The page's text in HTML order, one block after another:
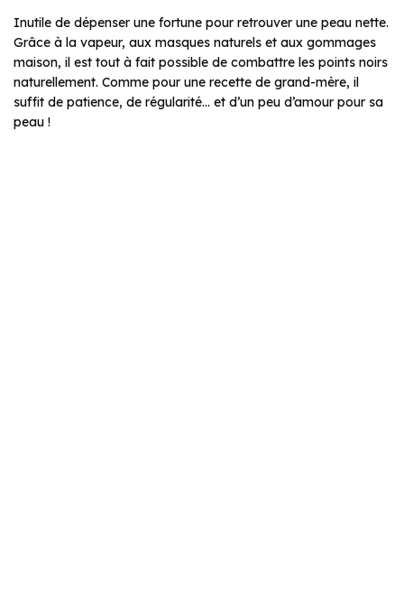
Inutile de dépenser une fortune pour retrouver une peau nette.
Grâce à la vapeur, aux masques naturels et aux gommages
maison, il est tout à fait possible de combattre les points noirs
naturellement. Comme pour une recette de grand-mère, il
suffit de patience, de régularité… et d’un peu d’amour pour sa
peau !